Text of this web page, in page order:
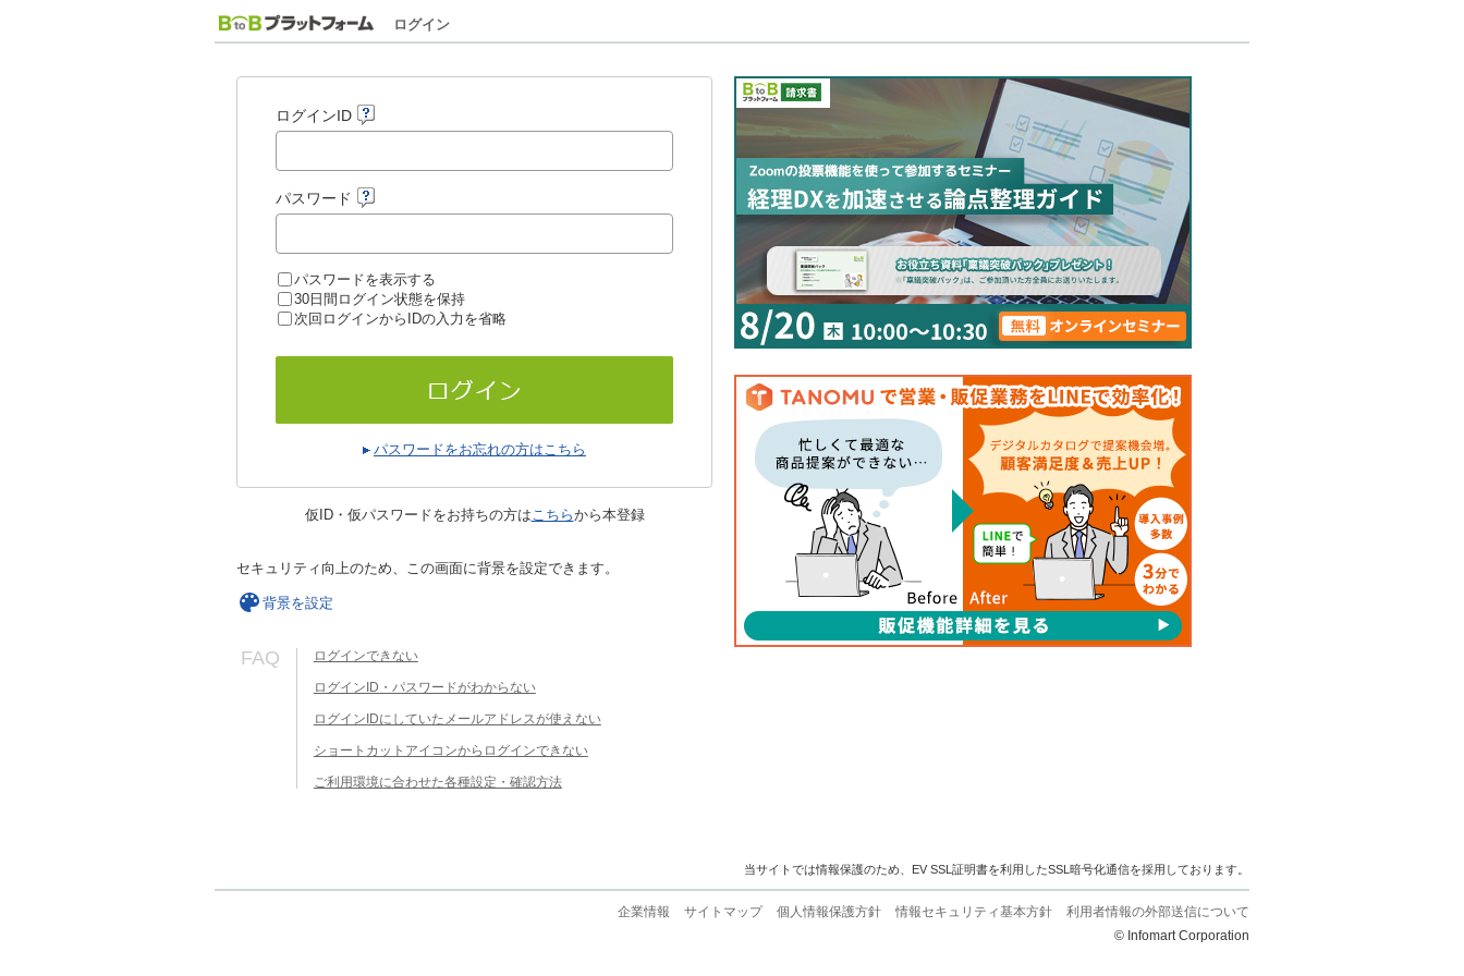
ログイン
ログインID
パスワード
パスワードを表示する
30日間ログイン状態を保持
次回ログインからIDの入力を省略
パスワードをお忘れの方はこちら
仮ID・仮パスワードをお持ちの方はこちらから本登録
セキュリティ向上のため、この画面に背景を設定できます。
背景を設定
FAQ ログインできない
ログインID・パスワードがわからない
ログインIDにしていたメールアドレスが使えない
ショートカットアイコンからログインできない
ご利用環境に合わせた各種設定・確認方法
当サイトでは情報保護のため、EV SSL証明書を利用したSSL暗号化通信を採用しております。
企業情報 サイトマップ 個人情報保護方針 情報セキュリティ基本方針
利用者情報の外部送信について
© Infomart Corporation